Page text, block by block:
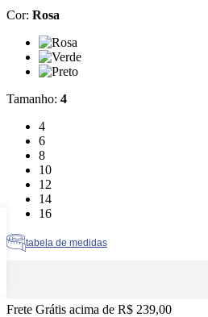
Cor: Rosa
Cor: Rosa
Cor: Verde
Cor: Preto
Tamanho: 4
Tamanho: 4
4
Tamanho: 6
6
Tamanho: 8
8
Tamanho: 10
10
Tamanho: 12
12
Tamanho: 14
14
Tamanho: 16
16
tabela de medidas
Frete Grátis acima de R$ 239,00